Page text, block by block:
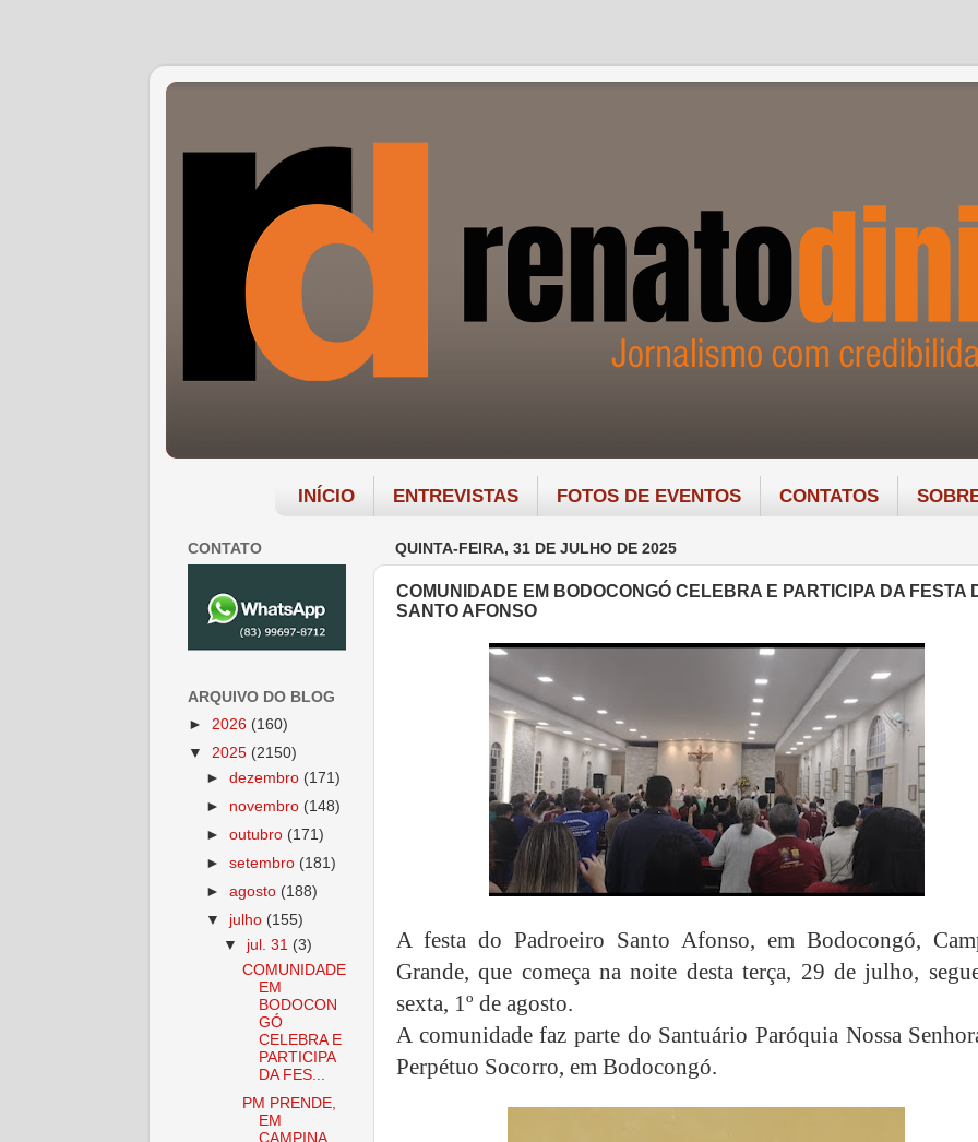
INÍCIO ENTREVISTAS FOTOS DE EVENTOS CONTATOS
QUINTA-FEIRA, 31 DE JULHO DE 2025
COMUNIDADE EM BODOCONGÓ CELEBRA E PARTICIPA DA FESTA
SANTO AFONSO
A festa do Padroeiro Santo Afonso, em Bodocongó,
Grande, que começa na noite desta terça, 29 de julho,
sexta, 1º de agosto.
A comunidade faz parte do Santuário Paróquia Nossa
Perpétuo Socorro, em Bodocongó.
CONTATO
ARQUIVO DO BLOG
► 2026 (160)
▼ 2025 (2150)
►dezembro (171)
► novembro (148)
►outubro (171)
►setembro (181)
►agosto (188)
▼ julho (155)
▼ jul. 31 (3)
COMUNIDADE
EM
BODOCON
GÓ
CELEBRA E
PARTICIPA
DA FES...
PM PRENDE,
EM
CAMPINA,